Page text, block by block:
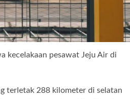
kecelakaan pesawat Jeju Air di
terletak 288 kilometer di selatan